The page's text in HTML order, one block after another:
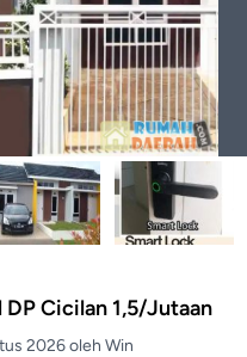
Cicilan 1,5/jutaan
2026 oleh Win